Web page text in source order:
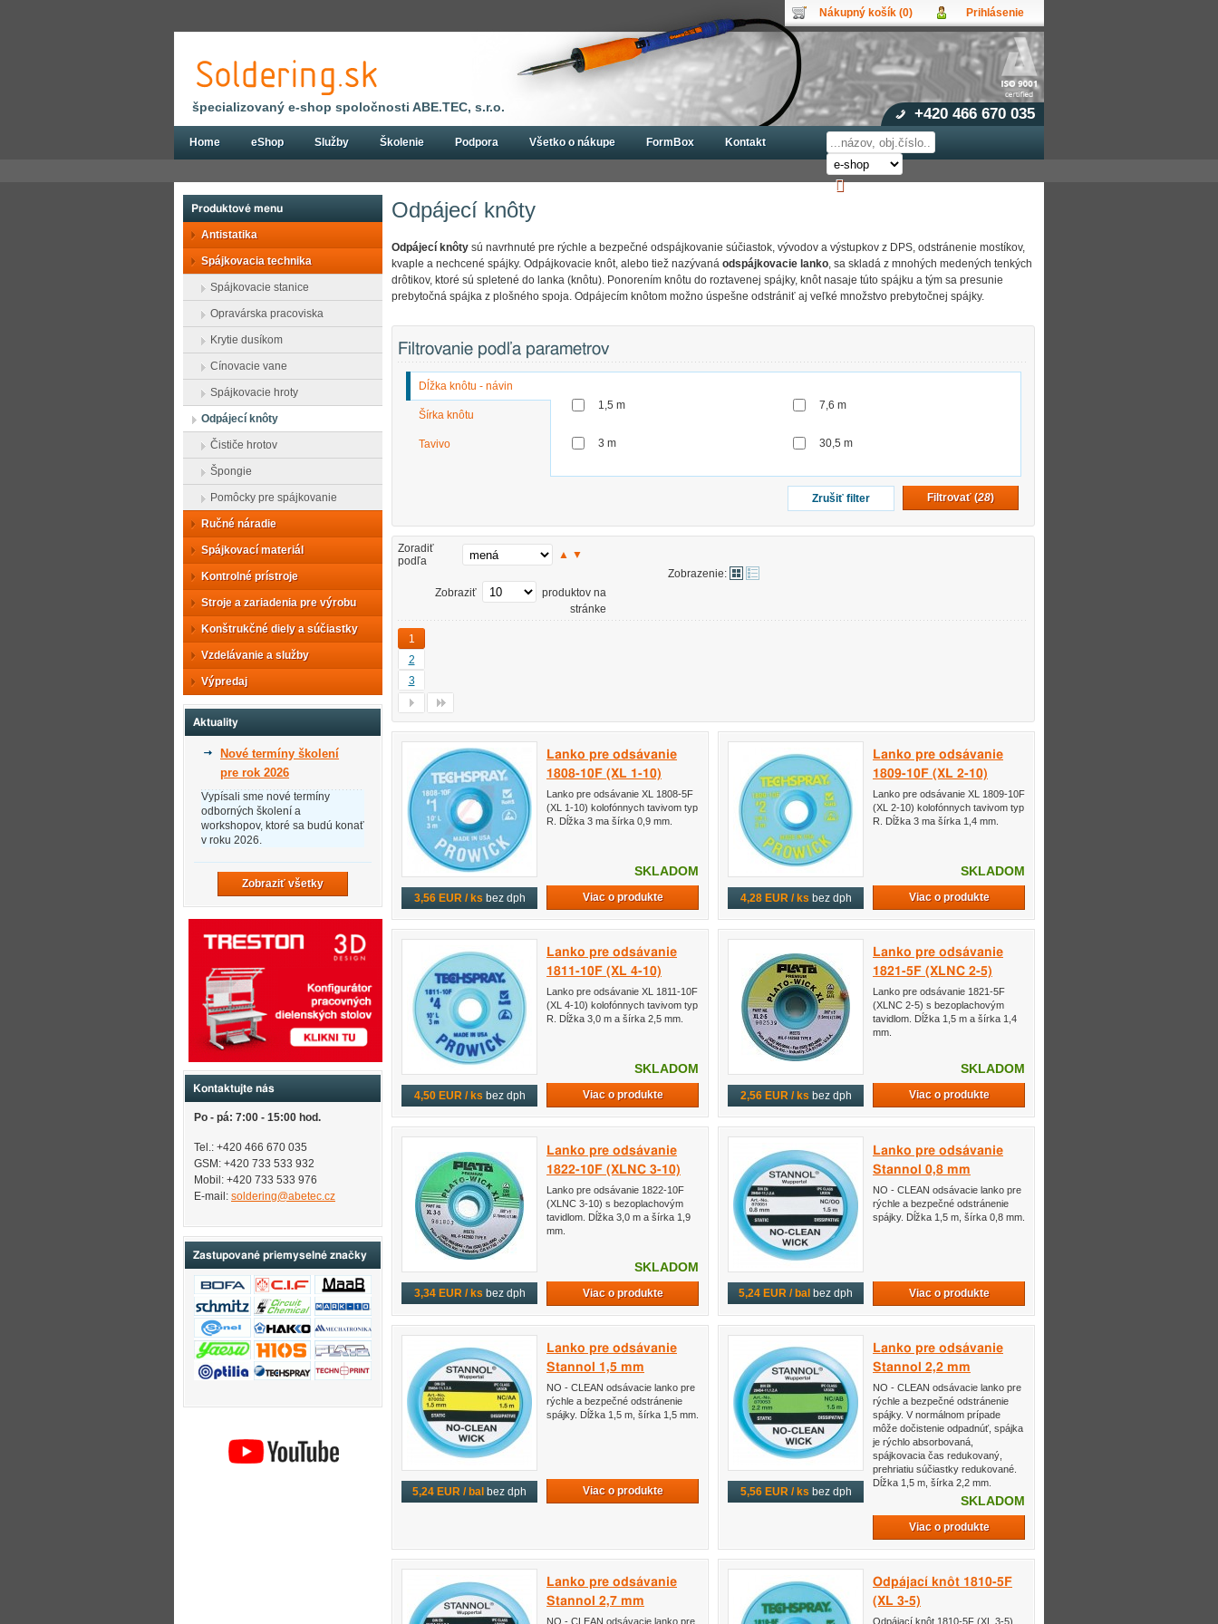
Odpájecí knôty
Odpájecí knôty sú navrhnuté pre rýchle a bezpečné odspájkovanie súčiastok, vývodov a výstupkov z DPS, odstránenie mostíkov,
kvaple a nechcené spájky. Odpájkovacie knôt, alebo tiež nazývaná odspájkovacie lanko , sa skladá z mnohých medených tenkých
drôtikov, ktoré sú spletené do lanka (knôtu). Ponorením knôtu do roztavenej spájky, knôt nasaje túto spájku a tým sa presunie
prebytočná spájka z plošného spoja. Odpájecím knôtom možno úspešne odstrániť aj veľké množstvo prebytočnej spájky.
Filtrovanie podľa parametrov
Dĺžka knôtu - návin
Šírka knôtu
Tavivo
1,5 m
3 m
7,6 m
30,5 m
Zrušiť filter Filtrovať (28)
Zoradiť
podľa
▲ ▼
Zobrazenie:
Zobraziť
produktov na
stránke
1
2
3
3,56 EUR / ks bez dph
Lanko pre odsávanie
1808-10F (XL 1-10)
Lanko pre odsávanie XL 1808-5F
(XL 1-10) kolofónnych tavivom typ
R. Dĺžka 3 ma šírka 0,9 mm.
SKLADOM
Viac o produkte 4,28 EUR / ks bez dph
Lanko pre odsávanie
1809-10F (XL 2-10)
Lanko pre odsávanie XL 1809-10F
(XL 2-10) kolofónnych tavivom typ
R. Dĺžka 3 ma šírka 1,4 mm.
SKLADOM
Viac o produkte
4,50 EUR / ks bez dph
Lanko pre odsávanie
1811-10F (XL 4-10)
Lanko pre odsávanie XL 1811-10F
(XL 4-10) kolofónnych tavivom typ
R. Dĺžka 3,0 m a šírka 2,5 mm.
SKLADOM
Viac o produkte 2,56 EUR / ks bez dph
Lanko pre odsávanie
1821-5F (XLNC 2-5)
Lanko pre odsávanie 1821-5F
(XLNC 2-5) s bezoplachovým
tavidlom. Dĺžka 1,5 m a šírka 1,4
mm.
SKLADOM
Viac o produkte
3,34 EUR / ks bez dph
Lanko pre odsávanie
1822-10F (XLNC 3-10)
Lanko pre odsávanie 1822-10F
(XLNC 3-10) s bezoplachovým
tavidlom. Dĺžka 3,0 m a šírka 1,9
mm.
SKLADOM
Viac o produkte 5,24 EUR / bal bez dph
Lanko pre odsávanie
Stannol 0,8 mm
NO - CLEAN odsávacie lanko pre
rýchle a bezpečné odstránenie
spájky. Dĺžka 1,5 m, šírka 0,8 mm.
Viac o produkte
5,24 EUR / bal bez dph
Lanko pre odsávanie
Stannol 1,5 mm
NO - CLEAN odsávacie lanko pre
rýchle a bezpečné odstránenie
spájky. Dĺžka 1,5 m, šírka 1,5 mm.
Viac o produkte 5,56 EUR / ks bez dph
Lanko pre odsávanie
Stannol 2,2 mm
NO - CLEAN odsávacie lanko pre
rýchle a bezpečné odstránenie
spájky. V normálnom prípade
môže dočistenie odpadnúť, spájka
je rýchlo absorbovaná,
spájkovacia čas redukovaný,
prehriatiu súčiastky redukované.
Dĺžka 1,5 m, šírka 2,2 mm.
SKLADOM
Viac o produkte
Lanko pre odsávanie
Stannol 2,7 mm
NO - CLEAN odsávacie lanko pre
Odpájací knôt 1810-5F
(XL 3-5)
Odpájací knôt 1810-5F (XL 3-5)
Produktové menu
Antistatika
Spájkovacia technika
Spájkovacie stanice
Opravárska pracoviska
Krytie dusíkom
Cínovacie vane
Spájkovacie hroty
Odpájecí knôty
Čističe hrotov
Špongie
Pomôcky pre spájkovanie
Ručné náradie
Spájkovací materiál
Kontrolné prístroje
Stroje a zariadenia pre výrobu
Konštrukčné diely a súčiastky
Vzdelávanie a služby
Výpredaj
Aktuality
Nové termíny školení
pre rok 2026
Vypísali sme nové termíny
odborných školení a
workshopov, ktoré sa budú konať
v roku 2026.
Zobraziť všetky
Kontaktujte nás
Po - pá: 7:00 - 15:00 hod.
Tel.: +420 466 670 035
GSM: +420 733 533 932
Mobil: +420 733 533 976
E-mail: soldering@abetec.cz
Zastupované priemyselné značky
špecializovaný e-shop spoločnosti ABE.TEC, s.r.o. +420 466 670 035
Nákupný košík (0)
Nákupný košík je prázdny!
Obsah košíka
Počet produktov:
0
Cena celkom:
0,00 EUR
Prihlásenie
Užívateľ:
Heslo:
Přihlásit
Zabudli ste heslo?
Nová registrace
Home eShop Služby Školenie Podpora Všetko o nákupe FormBox Kontakt